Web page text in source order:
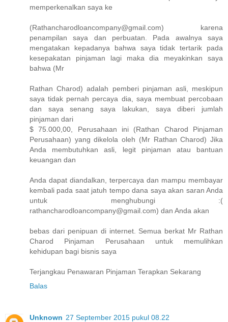
memperkenalkan saya ke
(Rathancharodloancompany@gmail.com) karena
penampilan saya dan perbuatan. Pada awalnya saya
mengatakan kepadanya bahwa saya tidak tertarik pada
kesepakatan pinjaman lagi maka dia meyakinkan saya
bahwa (Mr
Rathan Charod) adalah pemberi pinjaman asli, meskipun
saya tidak pernah percaya dia, saya membuat percobaan
dan saya senang saya lakukan, saya diberi jumlah
pinjaman dari
$ 75.000,00, Perusahaan ini (Rathan Charod Pinjaman
Perusahaan) yang dikelola oleh (Mr Rathan Charod) Jika
Anda membutuhkan asli, legit pinjaman atau bantuan
keuangan dan
Anda dapat diandalkan, terpercaya dan mampu membayar
kembali pada saat jatuh tempo dana saya akan saran Anda
untuk menghubungi :(
rathancharodloancompany@gmail.com) dan Anda akan
bebas dari penipuan di internet. Semua berkat Mr Rathan
Charod Pinjaman Perusahaan untuk memulihkan
kehidupan bagi bisnis saya
Terjangkau Penawaran Pinjaman Terapkan Sekarang
Balas
Unknown 27 September 2015 pukul 08.22